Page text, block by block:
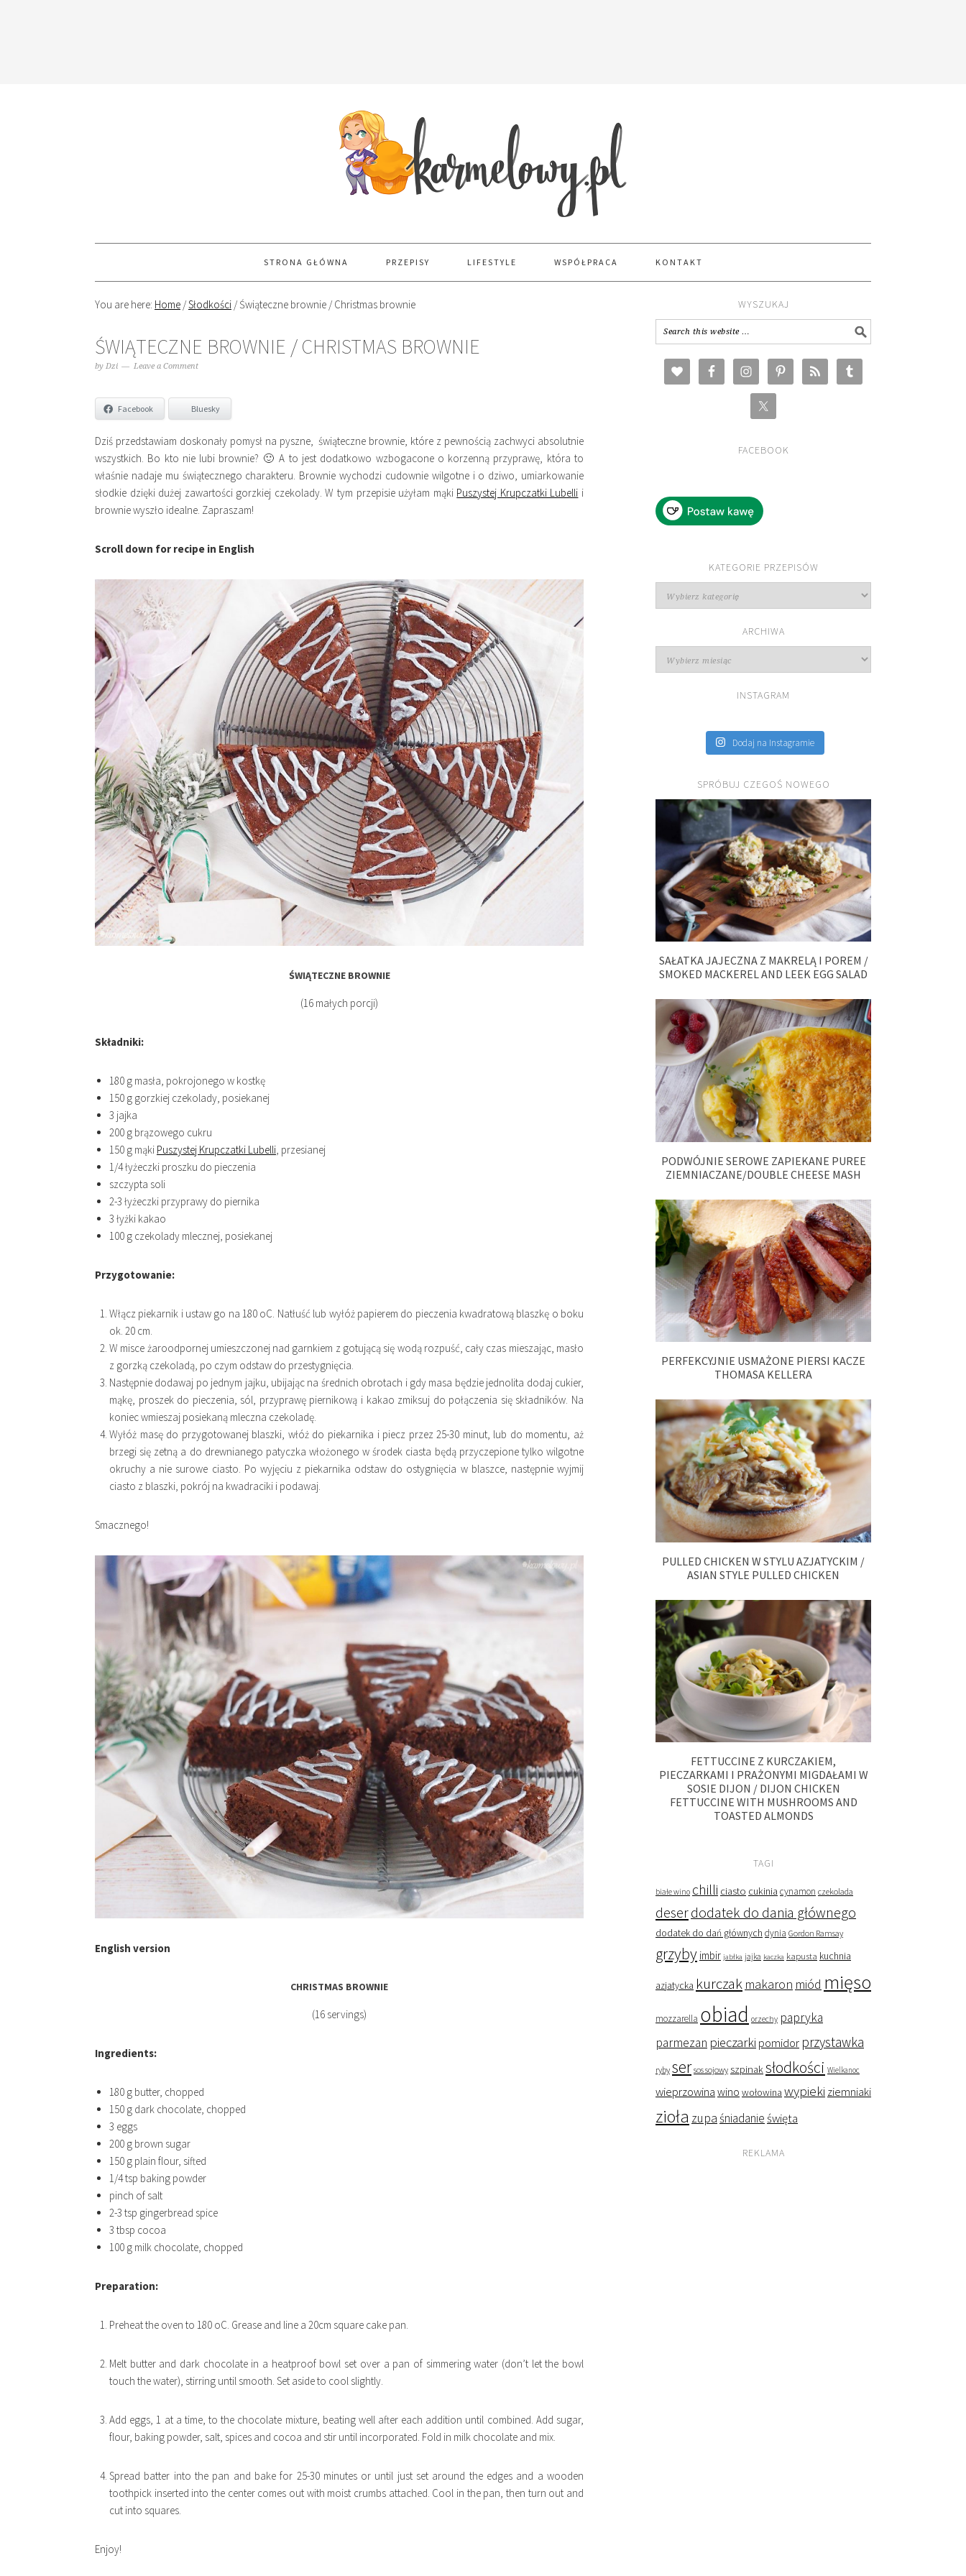
STRONA GŁÓWNA PRZEPISY LIFESTYLE WSPÓŁPRACA KONTAKT
You are here: Home /Słodkości /Świąteczne brownie / Christmas brownie
ŚWIĄTECZNE BROWNIE / CHRISTMAS BROWNIE
by Dzi Leave a Comment
Facebook Bluesky
Dziś przedstawiam doskonały pomysł na pyszne, świąteczne brownie, które z pewnością zachwyci absolutnie
wszystkich. Bo kto nie lubi brownie? 🙂 A to jest dodatkowo wzbogacone o korzenną przyprawę, która to
właśnie nadaje mu świątecznego charakteru. Brownie wychodzi cudownie wilgotne i o dziwo, umiarkowanie
słodkie dzięki dużej zawartości gorzkiej czekolady. W tym przepisie użyłam mąki Puszystej Krupczatki Lubelli i
brownie wyszło idealne. Zapraszam!
Scroll down for recipe in English
ŚWIĄTECZNE BROWNIE
(16 małych porcji)
Składniki:
180 g masła, pokrojonego w kostkę
150 g gorzkiej czekolady, posiekanej
3 jajka
200 g brązowego cukru
150 g mąki Puszystej Krupczatki Lubelli, przesianej
1/4 łyżeczki proszku do pieczenia
szczypta soli
2-3 łyżeczki przyprawy do piernika
3 łyżki kakao
100 g czekolady mlecznej, posiekanej
Przygotowanie:
Włącz piekarnik i ustaw go na 180 oC. Natłuść lub wyłóż papierem do pieczenia kwadratową blaszkę o boku
ok. 20 cm.
W misce żaroodpornej umieszczonej nad garnkiem z gotującą się wodą rozpuść, cały czas mieszając, masło
z gorzką czekoladą, po czym odstaw do przestygnięcia.
Następnie dodawaj po jednym jajku, ubijając na średnich obrotach i gdy masa będzie jednolita dodaj cukier,
mąkę, proszek do pieczenia, sól, przyprawę piernikową i kakao zmiksuj do połączenia się składników. Na
koniec wmieszaj posiekaną mleczna czekoladę.
Wyłóż masę do przygotowanej blaszki, włóż do piekarnika i piecz przez 25-30 minut, lub do momentu, aż
brzegi się zetną a do drewnianego patyczka włożonego w środek ciasta będą przyczepione tylko wilgotne
okruchy a nie surowe ciasto. Po wyjęciu z piekarnika odstaw do ostygnięcia w blaszce, następnie wyjmij
ciasto z blaszki, pokrój na kwadraciki i podawaj.
Smacznego!
English version
CHRISTMAS BROWNIE
(16 servings)
Ingredients:
180 g butter, chopped
150 g dark chocolate, chopped
3 eggs
200 g brown sugar
150 g plain flour, sifted
1/4 tsp baking powder
pinch of salt
2-3 tsp gingerbread spice
3 tbsp cocoa
100 g milk chocolate, chopped
Preparation:
Preheat the oven to 180 oC. Grease and line a 20cm square cake pan.
Melt butter and dark chocolate in a heatproof bowl set over a pan of simmering water (don’t let the bowl
touch the water), stirring until smooth. Set aside to cool slightly.
Add eggs, 1 at a time, to the chocolate mixture, beating well after each addition until combined. Add sugar,
flour, baking powder, salt, spices and cocoa and stir until incorporated. Fold in milk chocolate and mix.
Spread batter into the pan and bake for 25-30 minutes or until just set around the edges and a wooden
toothpick inserted into the center comes out with moist crumbs attached. Cool in the pan, then turn out and
cut into squares.
Enjoy!
WYSZUKAJ
FACEBOOK
KATEGORIE PRZEPISÓW
przepisów
ARCHIWA
INSTAGRAM
Dodaj na Instagramie
SPRÓBUJ CZEGOŚ NOWEGO
SAŁATKA JAJECZNA Z MAKRELĄ I POREM /
SMOKED MACKEREL AND LEEK EGG SALAD
PODWÓJNIE SEROWE ZAPIEKANE PUREE
ZIEMNIACZANE/DOUBLE CHEESE MASH
PERFEKCYJNIE USMAŻONE PIERSI KACZE
THOMASA KELLERA
PULLED CHICKEN W STYLU AZJATYCKIM /
ASIAN STYLE PULLED CHICKEN
FETTUCCINE Z KURCZAKIEM,
PIECZARKAMI I PRAŻONYMI MIGDAŁAMI W
SOSIE DIJON / DIJON CHICKEN
FETTUCCINE WITH MUSHROOMS AND
TOASTED ALMONDS
TAGI
białe wino chilli ciasto cukinia cynamon czekolada
deserdodatek do dania głównego
dodatek do dań głównych dynia Gordon Ramsay
grzyby imbir jabłka jajka kaczka kapusta kuchnia
azjatycka kurczak makaron miód mięso
mozzarella obiad orzechy papryka
parmezan pieczarki pomidor przystawka
ryby ser sos sojowy szpinaksłodkości Wielkanoc
wieprzowina wino wołowina wypieki ziemniaki
zioła zupaśniadanieświęta
REKLAMA